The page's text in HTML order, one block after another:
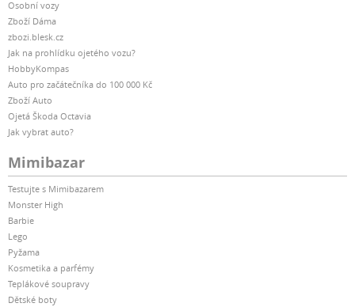
Osobní vozy
Zboží Dáma
zbozi.blesk.cz
Jak na prohlídku ojetého vozu?
HobbyKompas
Auto pro začátečníka do 100 000 Kč
Zboží Auto
Ojetá Škoda Octavia
Jak vybrat auto?
Mimibazar
Testujte s Mimibazarem
Monster High
Barbie
Lego
Pyžama
Kosmetika a parfémy
Teplákové soupravy
Dětské boty